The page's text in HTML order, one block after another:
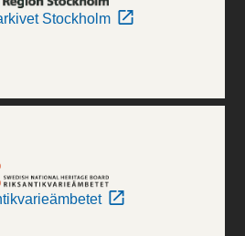
Stockholm